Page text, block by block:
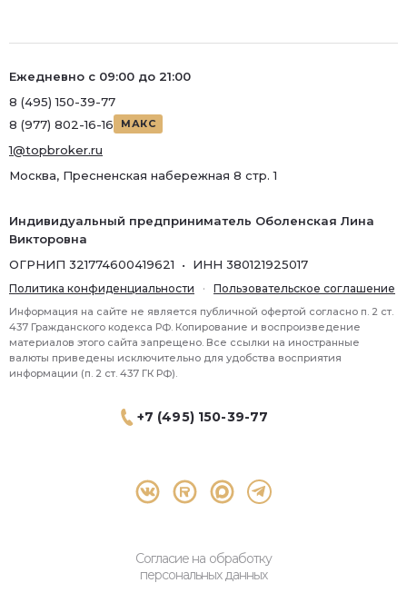
+7 (495) 150-39-77
Согласие на обработку
персональных данных
Ежедневно с 09:00 до 21:00
8 (495) 150-39-77
8 (977) 802-16-16
МАКС
1@topbroker.ru
Москва, Пресненская набережная 8 стр. 1
Индивидуальный предприниматель Оболенская Лина
Викторовна
ОГРНИП 321774600419621 • ИНН 380121925017
Политика конфиденциальности · Пользовательское соглашение
Информация на сайте не является публичной офертой согласно п. 2 ст.
437 Гражданского кодекса РФ. Копирование и воспроизведение
материалов этого сайта запрещено. Все ссылки на иностранные
валюты приведены исключительно для удобства восприятия
информации (п. 2 ст. 437 ГК РФ).